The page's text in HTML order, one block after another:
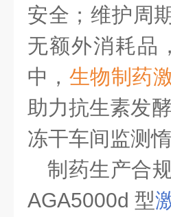
安全；维护周
无额外消耗品
中， 生物制药
助力抗生素发
冻干车间监测
制药生产合
AGA5000d 型